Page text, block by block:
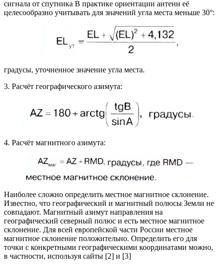
сигнала от спутника В практике ориентации антенн её
целесообразно учитывать для значений угла места меньше 30°:
градусы, уточненное значение угла места.
3. Расчёт географического азимута:
4. Расчёт магнитного азимута:
Наиболее сложно определить местное магнитное склонение.
Известно, что географический и магнитный полюсы Земли не
совпадают. Магнитный азимут направления на
географический северный полюс и есть местное магнитное
склонение. Для всей европейской части России местное
магнитное склонение положительно. Определить его для
точки с конкретными географическими координатами можно,
в частности, используя сайты [2] и [3]